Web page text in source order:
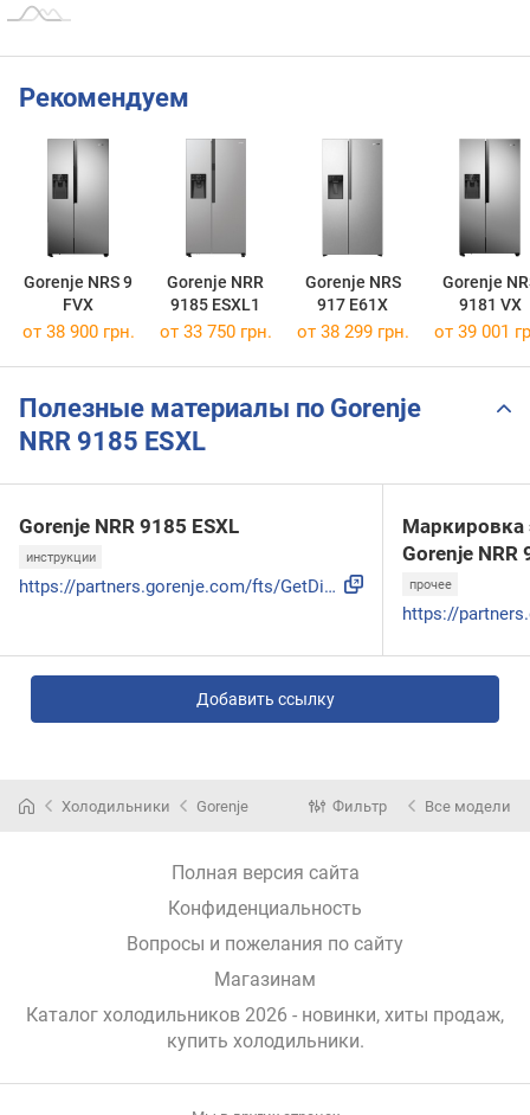
Рекомендуем
Gorenje NRS 9
FVX
Gorenje NRR
9185 ESXL1
Gorenje NRS
917 E61X
Gorenje
9181 VX
от 38 900 грн. от 33 750 грн. от 38 299 грн. от 39 001
Полезные материалы по Gorenje
NRR 9185 ESXL
Gorenje NRR 9185 ESXL
инструкции
https://partners.gorenje.com/fts/GetDigitDoc.aspx?sifra=744...
Маркировка
Gorenje NRR
прочее
Добавить ссылку
Холодильники Gorenje Фильтр Все модели
Полная версия сайта
Конфиденциальность
Вопросы и пожелания по сайту
Магазинам
Каталог холодильников 2026 - новинки, хиты продаж,
купить холодильники.